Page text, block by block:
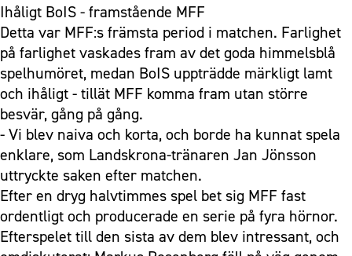
Ihåligt BoIS - framstående MFF
Detta var MFF:s främsta period i matchen. Farlighet
på farlighet vaskades fram av det goda himmelsblå
spelhumöret, medan BoIS uppträdde märkligt lamt
och ihåligt - tillät MFF komma fram utan större
besvär, gång på gång.
- Vi blev naiva och korta, och borde ha kunnat spela
enklare, som Landskrona-tränaren Jan Jönsson
uttryckte saken efter matchen.
Efter en dryg halvtimmes spel bet sig MFF fast
ordentligt och producerade en serie på fyra hörnor.
Efterspelet till den sista av dem blev intressant, och